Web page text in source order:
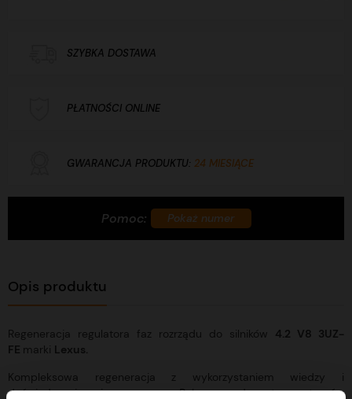
SZYBKA DOSTAWA
PŁATNOŚCI ONLINE
GWARANCJA PRODUKTU: 24 MIESIĄCE
Pomoc: Pokaż numer
+48 732 760 770
Opis produktu
Regeneracja regulatora faz rozrządu do silników 4.2 V8 3UZ-
FE marki Lexus.
Kompleksowa regeneracja z wykorzystaniem wiedzy i
doświadczenia pierwszego w Polsce producenta systemów